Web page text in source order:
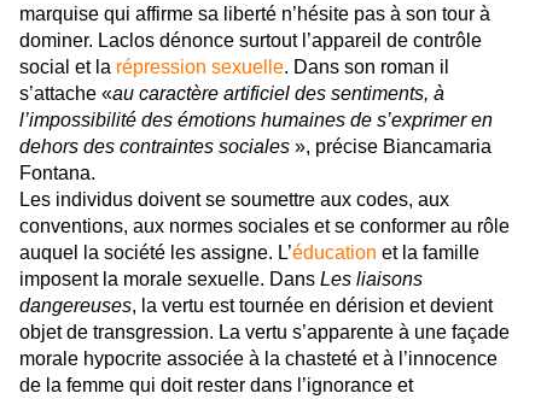
marquise qui affirme sa liberté n’hésite pas à son tour à
dominer. Laclos dénonce surtout l’appareil de contrôle
social et la répression sexuelle. Dans son roman il
s’attache «au caractère artificiel des sentiments, à
l’impossibilité des émotions humaines de s’exprimer en
dehors des contraintes sociales », précise Biancamaria
Fontana.
Les individus doivent se soumettre aux codes, aux
conventions, aux normes sociales et se conformer au rôle
auquel la société les assigne. L’éducation et la famille
imposent la morale sexuelle. Dans Les liaisons
dangereuses, la vertu est tournée en dérision et devient
objet de transgression. La vertu s’apparente à une façade
morale hypocrite associée à la chasteté et à l’innocence
de la femme qui doit rester dans l’ignorance et